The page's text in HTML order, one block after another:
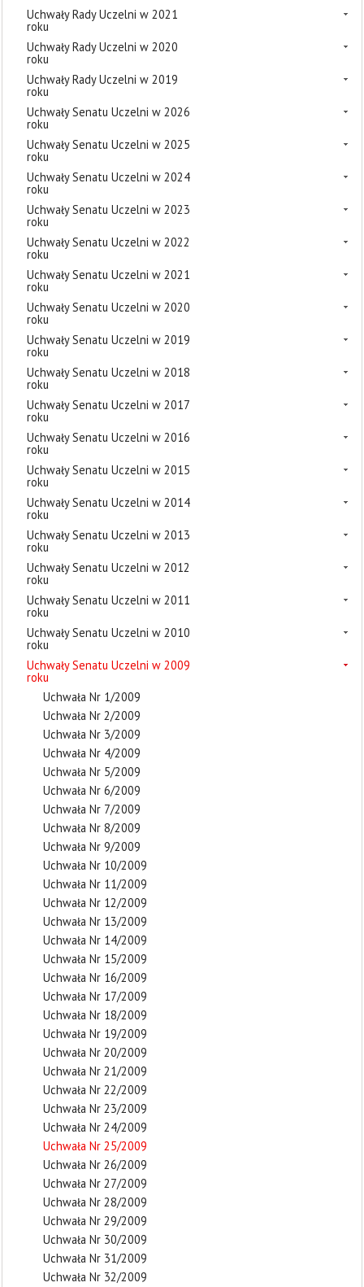
Uchwały Rady Uczelni w 2021
roku
Uchwały Rady Uczelni w 2020
roku
Uchwały Rady Uczelni w 2019
roku
Uchwały Senatu Uczelni w 2026
roku
Uchwały Senatu Uczelni w 2025
roku
Uchwały Senatu Uczelni w 2024
roku
Uchwały Senatu Uczelni w 2023
roku
Uchwały Senatu Uczelni w 2022
roku
Uchwały Senatu Uczelni w 2021
roku
Uchwały Senatu Uczelni w 2020
roku
Uchwały Senatu Uczelni w 2019
roku
Uchwały Senatu Uczelni w 2018
roku
Uchwały Senatu Uczelni w 2017
roku
Uchwały Senatu Uczelni w 2016
roku
Uchwały Senatu Uczelni w 2015
roku
Uchwały Senatu Uczelni w 2014
roku
Uchwały Senatu Uczelni w 2013
roku
Uchwały Senatu Uczelni w 2012
roku
Uchwały Senatu Uczelni w 2011
roku
Uchwały Senatu Uczelni w 2010
roku
Uchwały Senatu Uczelni w 2009
roku
Uchwała Nr 1/2009
Uchwała Nr 2/2009
Uchwała Nr 3/2009
Uchwała Nr 4/2009
Uchwała Nr 5/2009
Uchwała Nr 6/2009
Uchwała Nr 7/2009
Uchwała Nr 8/2009
Uchwała Nr 9/2009
Uchwała Nr 10/2009
Uchwała Nr 11/2009
Uchwała Nr 12/2009
Uchwała Nr 13/2009
Uchwała Nr 14/2009
Uchwała Nr 15/2009
Uchwała Nr 16/2009
Uchwała Nr 17/2009
Uchwała Nr 18/2009
Uchwała Nr 19/2009
Uchwała Nr 20/2009
Uchwała Nr 21/2009
Uchwała Nr 22/2009
Uchwała Nr 23/2009
Uchwała Nr 24/2009
Uchwała Nr 25/2009
Uchwała Nr 26/2009
Uchwała Nr 27/2009
Uchwała Nr 28/2009
Uchwała Nr 29/2009
Uchwała Nr 30/2009
Uchwała Nr 31/2009
Uchwała Nr 32/2009